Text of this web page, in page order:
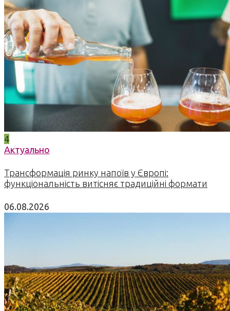
4
Актуально
Трансформація ринку напоїв у Європі:
функціональність витісняє традиційні формати
06.08.2026